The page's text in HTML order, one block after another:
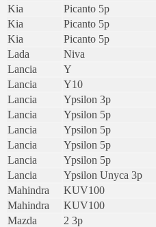
Kia
Picanto 5p
Kia
Picanto 5p
Kia
Picanto 5p
Lada
Niva
Lancia
Y
Lancia
Y10
Lancia
Ypsilon 3p
Lancia
Ypsilon 5p
Lancia
Ypsilon 5p
Lancia
Ypsilon 5p
Lancia
Ypsilon 5p
Lancia
Ypsilon Unyca 3p
Mahindra
KUV100
Mahindra
KUV100
Mazda
2 3p